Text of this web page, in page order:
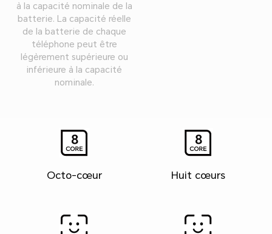
à la capacité nominale de la
batterie. La capacité réelle
de la batterie de chaque
téléphone peut être
légèrement supérieure ou
inférieure à la capacité
nominale.
Octo-cœur Huit cœurs